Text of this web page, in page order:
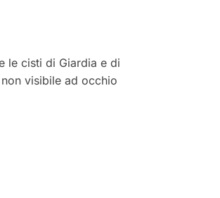
le cisti di Giardia e di
visibile ad occhio